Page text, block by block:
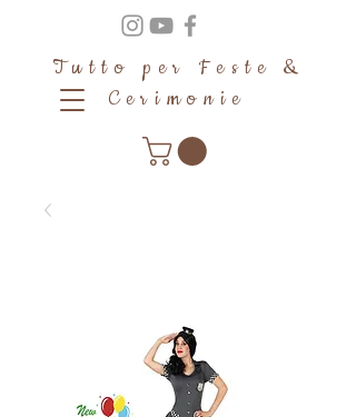
Tutto per Feste &
Cerimonie